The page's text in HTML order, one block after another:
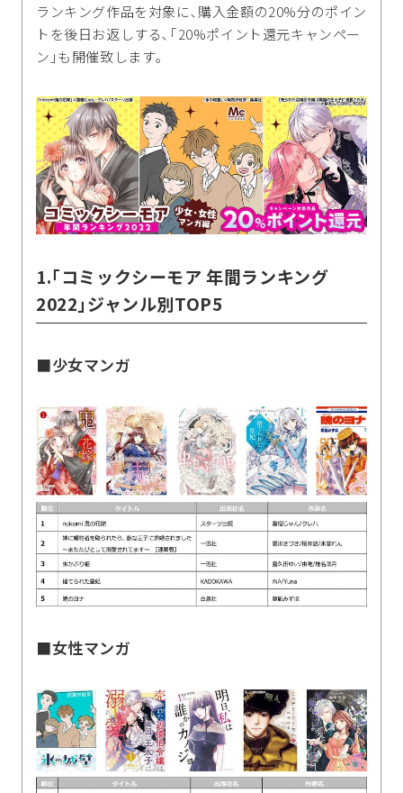
ランキング作品を対象に､購入金額の20%分のポイン
トを後日お返しする､｢20%ポイント還元キャンペー
ン｣も開催致します｡
1.｢コミックシーモア 年間ランキング
2022｣ジャンル別TOP5
■少女マンガ
■女性マンガ